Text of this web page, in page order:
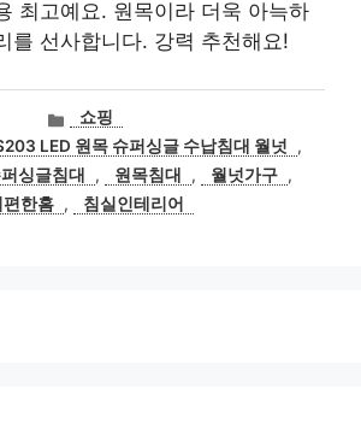
최고예요. 원목이라 더욱 아늑하
를 선사합니다. 강력 추천해요!
카
테
고
리
쇼핑
LED 원목 슈퍼싱글 수납침대 월넛
,
싱글침대 , 원목침대 , 월넛가구 ,
편한홈 , 침실인테리어